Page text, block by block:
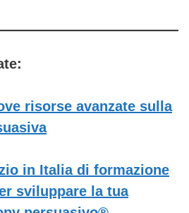
risorse avanzate sulla
in Italia di formazione
sviluppare la tua